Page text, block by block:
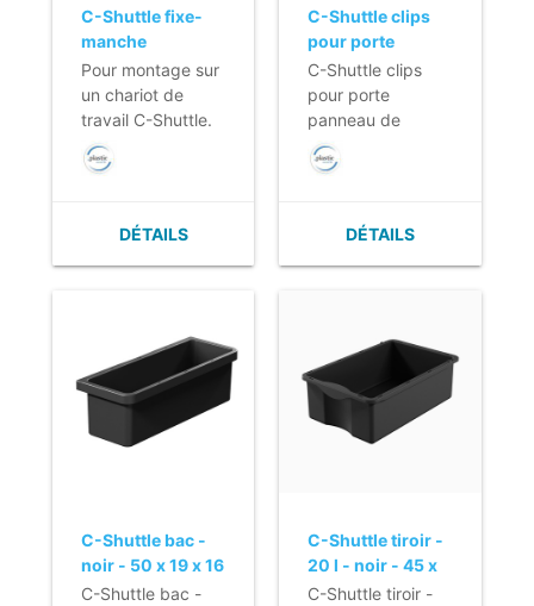
C-Shuttle fixe-
manche
Pour montage sur
un chariot de
travail C-Shuttle.
DÉTAILS
C-Shuttle clips
pour porte
panneau de
sécurité
C-Shuttle clips
pour porte
panneau de
sécurité
DÉTAILS
C-Shuttle bac -
noir - 50 x 19 x 16
cm
C-Shuttle bac -
C-Shuttle tiroir -
20 l - noir - 45 x
29 x 16 cm
C-Shuttle tiroir -